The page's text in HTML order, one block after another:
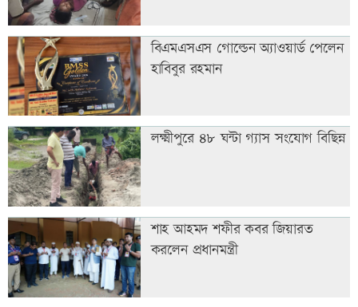
বিএমএসএস গোল্ডেন অ্যাওয়ার্ড পেলেন
হাবিবুর রহমান
লক্ষ্মীপুরে ৪৮ ঘন্টা গ্যাস সংযোগ বিছিন্ন
শাহ আহমদ শফীর কবর জিয়ারত
করলেন প্রধানমন্ত্রী